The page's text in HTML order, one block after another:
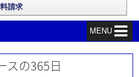
請求
MENU
スの365日